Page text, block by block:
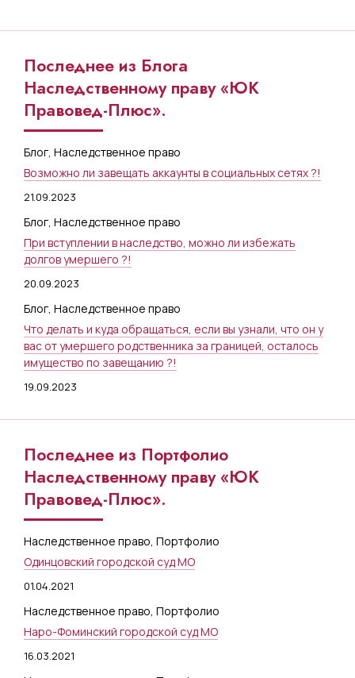
Последнее из Блога
Наследственному праву «ЮК
Правовед-Плюс».
Блог, Наследственное право
Возможно ли завещать аккаунты в социальных сетях ?!
21.09.2023
Блог, Наследственное право
При вступлении в наследство, можно ли избежать
долгов умершего ?!
20.09.2023
Блог, Наследственное право
Что делать и куда обращаться, если вы узнали, что он у
вас от умершего родственника за границей, осталось
имущество по завещанию ?!
19.09.2023
Последнее из Портфолио
Наследственному праву «ЮК
Правовед-Плюс».
Наследственное право, Портфолио
Одинцовский городской суд МО
01.04.2021
Наследственное право, Портфолио
Наро-Фоминский городской суд МО
16.03.2021